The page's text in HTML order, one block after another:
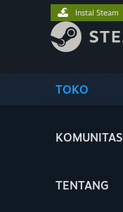
TOKO
KOMUNITAS
TENTANG
Instal Steam